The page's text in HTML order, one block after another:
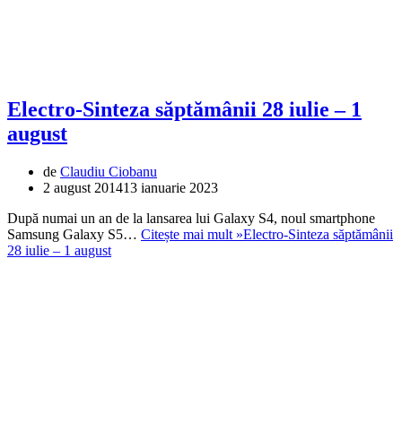
Electro-Sinteza săptămânii 28 iulie – 1
august
de Claudiu Ciobanu
2 august 201413 ianuarie 2023
După numai un an de la lansarea lui Galaxy S4, noul smartphone
Samsung Galaxy S5… Citește mai mult »Electro-Sinteza săptămânii
28 iulie – 1 august